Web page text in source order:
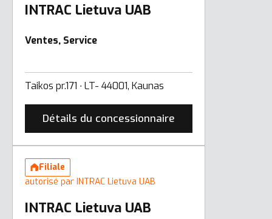
INTRAC Lietuva UAB
Ventes, Service
Taikos pr.171 ∙ LT- 44001, Kaunas
Détails du concessionnaire
Filiale
autorisé par INTRAC Lietuva UAB
INTRAC Lietuva UAB